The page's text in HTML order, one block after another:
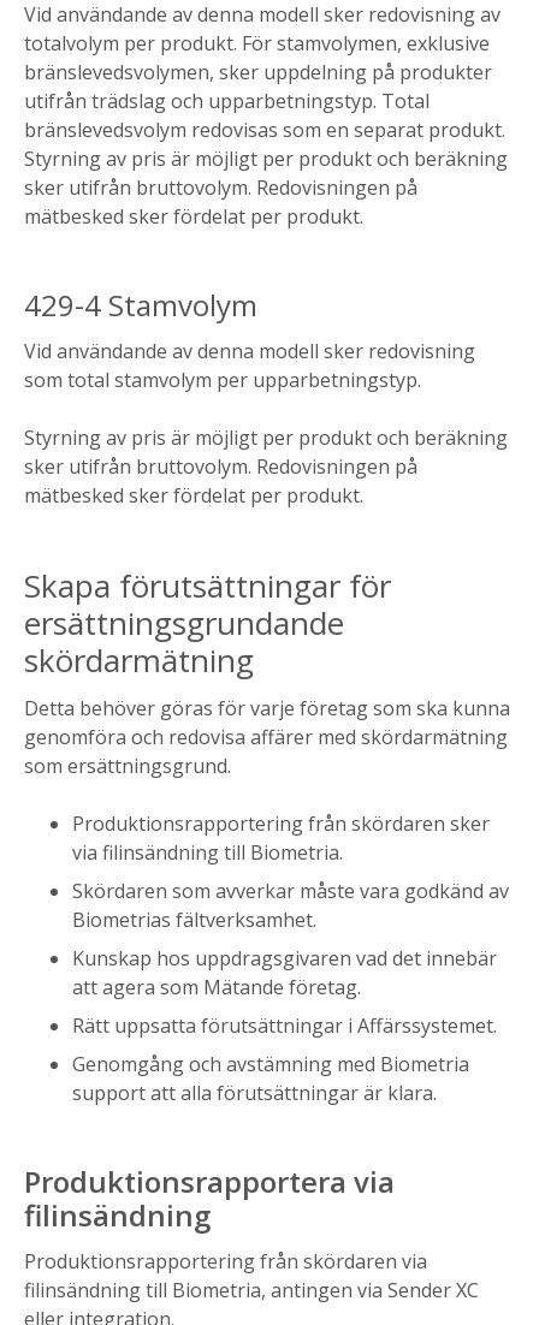
Vid användande av denna modell sker redovisning av
totalvolym per produkt. För stamvolymen, exklusive
bränslevedsvolymen, sker uppdelning på produkter
utifrån trädslag och upparbetningstyp. Total
bränslevedsvolym redovisas som en separat produkt.
Styrning av pris är möjligt per produkt och beräkning
sker utifrån bruttovolym. Redovisningen på
mätbesked sker fördelat per produkt.
429-4 Stamvolym
Vid användande av denna modell sker redovisning
som total stamvolym per upparbetningstyp.
Styrning av pris är möjligt per produkt och beräkning
sker utifrån bruttovolym. Redovisningen på
mätbesked sker fördelat per produkt.
Skapa förutsättningar för
ersättningsgrundande
skördarmätning
Detta behöver göras för varje företag som ska kunna
genomföra och redovisa affärer med skördarmätning
som ersättningsgrund.
Produktionsrapportering från skördaren sker
via filinsändning till Biometria.
Skördaren som avverkar måste vara godkänd av
Biometrias fältverksamhet.
Kunskap hos uppdragsgivaren vad det innebär
att agera som Mätande företag.
Rätt uppsatta förutsättningar i Affärssystemet.
Genomgång och avstämning med Biometria
support att alla förutsättningar är klara.
Produktionsrapportera via
filinsändning
Produktionsrapportering från skördaren via
filinsändning till Biometria, antingen via Sender XC
eller integration.